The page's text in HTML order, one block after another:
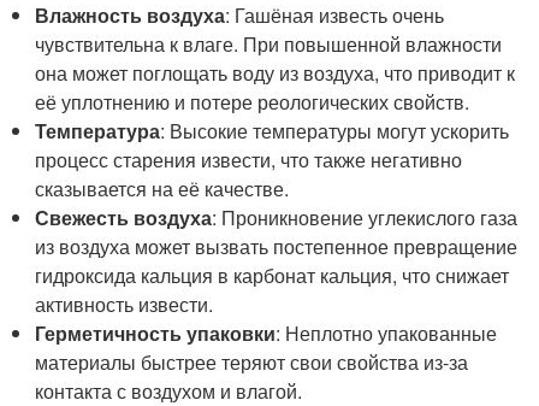
Влажность воздуха: Гашёная известь очень
чувствительна к влаге. При повышенной влажности
она может поглощать воду из воздуха, что приводит к
её уплотнению и потере реологических свойств.
Температура: Высокие температуры могут ускорить
процесс старения извести, что также негативно
сказывается на её качестве.
Свежесть воздуха: Проникновение углекислого газа
из воздуха может вызвать постепенное превращение
гидроксида кальция в карбонат кальция, что снижает
активность извести.
Герметичность упаковки: Неплотно упакованные
материалы быстрее теряют свои свойства из-за
контакта с воздухом и влагой.